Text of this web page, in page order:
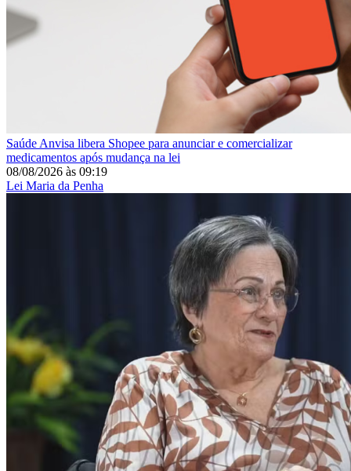
Saúde Anvisa libera Shopee para anunciar e comercializar
medicamentos após mudança na lei
08/08/2026 às 09:19
Lei Maria da Penha